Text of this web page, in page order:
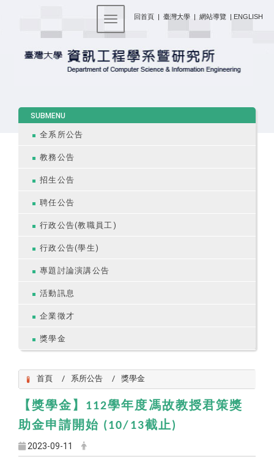
回首頁 | 臺灣大學 | 網站導覽 | ENGLISH
Toggle navigation
SUBMENU
全系所公告
教務公告
招生公告
聘任公告
行政公告(教職員工)
行政公告(學生)
專題討論演講公告
活動訊息
企業徵才
獎學金
首頁 系所公告 獎學金
【獎學金】112學年度馮故教授君策獎
助金申請開始 (10/13截止)
2023-09-11